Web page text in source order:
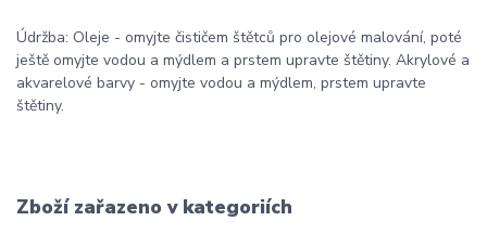
Údržba: Oleje - omyjte čističem štětců pro olejové malování, poté
ještě omyjte vodou a mýdlem a prstem upravte štětiny. Akrylové a
akvarelové barvy - omyjte vodou a mýdlem, prstem upravte
štětiny.
Zboží zařazeno v kategoriích